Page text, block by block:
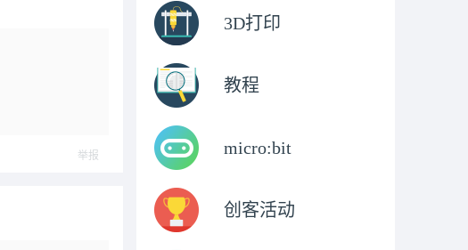
举报
3D打印
教程
micro:bit
创客活动